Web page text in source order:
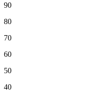
90
80
70
60
50
40